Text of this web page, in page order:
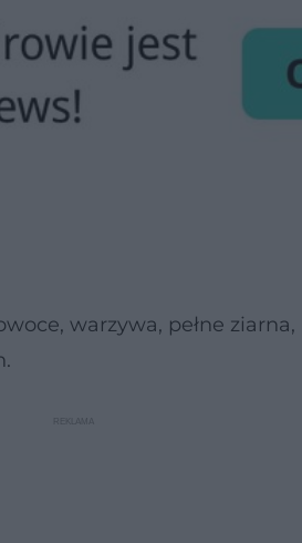
warzywa, pełne ziarna,